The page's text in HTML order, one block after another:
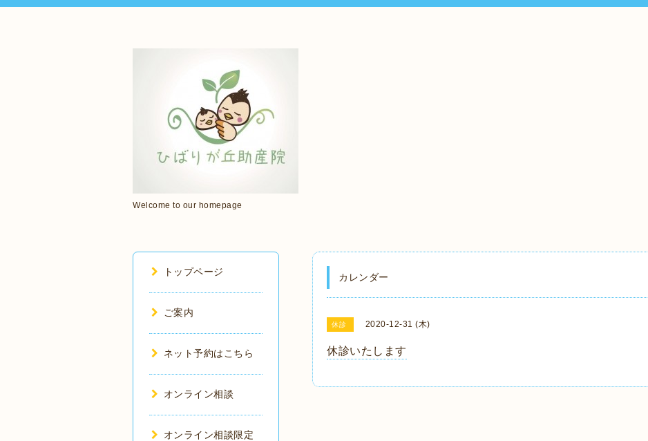
Welcome to our homepage
カレンダー
休診 2020-12-31 (木)
休診いたします
トップページ
ご案内
ネット予約はこちら
オンライン相談
オンライン相談限定